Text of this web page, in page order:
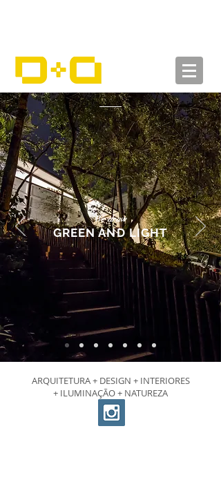
We draw
GREEN AND LIGHT
ARQUITETURA + DESIGN + INTERIORES
+ ILUMINAÇÃO + NATUREZA